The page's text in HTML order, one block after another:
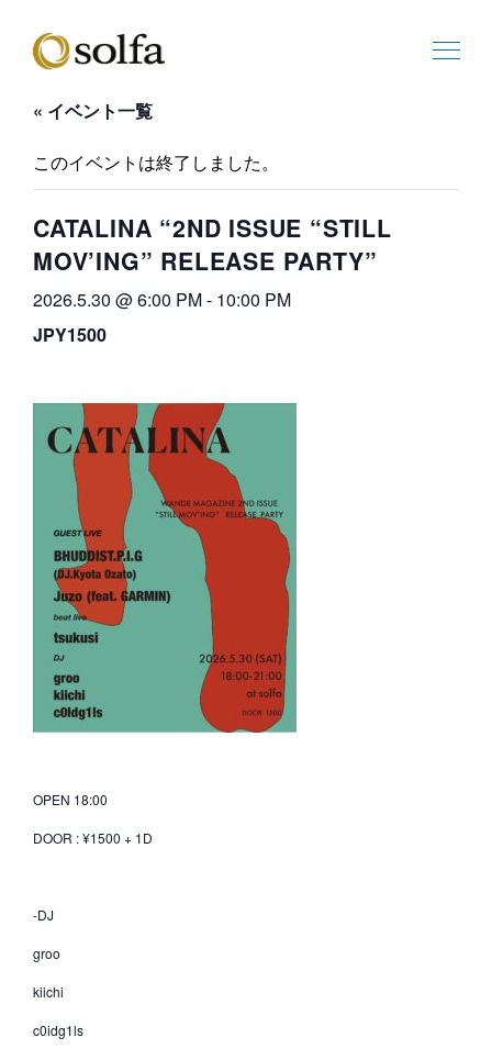
« イベント一覧
このイベントは終了しました。
CATALINA “2ND ISSUE “STILL
MOV’ING” RELEASE PARTY”
2026.5.30 @ 6:00 PM- 10:00 PM
JPY1500
OPEN 18:00
DOOR : ¥1500 + 1D
-DJ
groo
kiichi
c0idg1ls